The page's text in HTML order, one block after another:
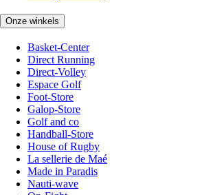
Onze winkels
Basket-Center
Direct Running
Direct-Volley
Espace Golf
Foot-Store
Galop-Store
Golf and co
Handball-Store
House of Rugby
La sellerie de Maé
Made in Paradis
Nauti-wave